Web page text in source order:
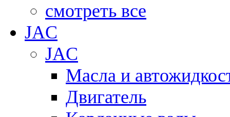
смотреть все
JAC
JAC
Масла и
Двигатель